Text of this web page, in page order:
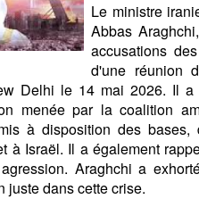
Le ministre
Abbas
accusations
d'une réunion
Delhi le 14 mai 2026. Il
menée par la coalition
à disposition des
à Israël. Il a également
Araghchi a
juste dans cette crise.